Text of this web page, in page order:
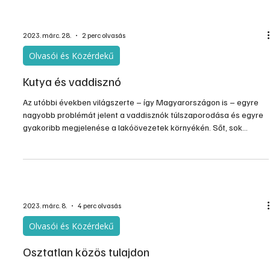
2023. márc. 28. 2 perc olvasás
Olvasói és Közérdekű
Kutya és vaddisznó
Az utóbbi években világszerte – így Magyarországon is – egyre
nagyobb problémát jelent a vaddisznók túlszaporodása és egyre
gyakoribb megjelenése a lakóövezetek környékén. Sőt, sok
2023. márc. 8. 4 perc olvasás
Olvasói és Közérdekű
Osztatlan közös tulajdon